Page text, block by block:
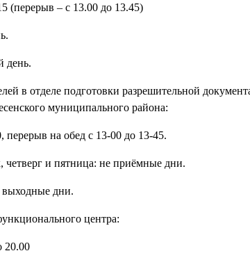
(перерыв – с 13.00 до 13.45)
день.
в отделе подготовки разрешительной
муниципального района:
перерыв на обед с 13-00 до 13-45.
четверг и пятница: не приёмные дни.
выходные дни.
центра:
20.00